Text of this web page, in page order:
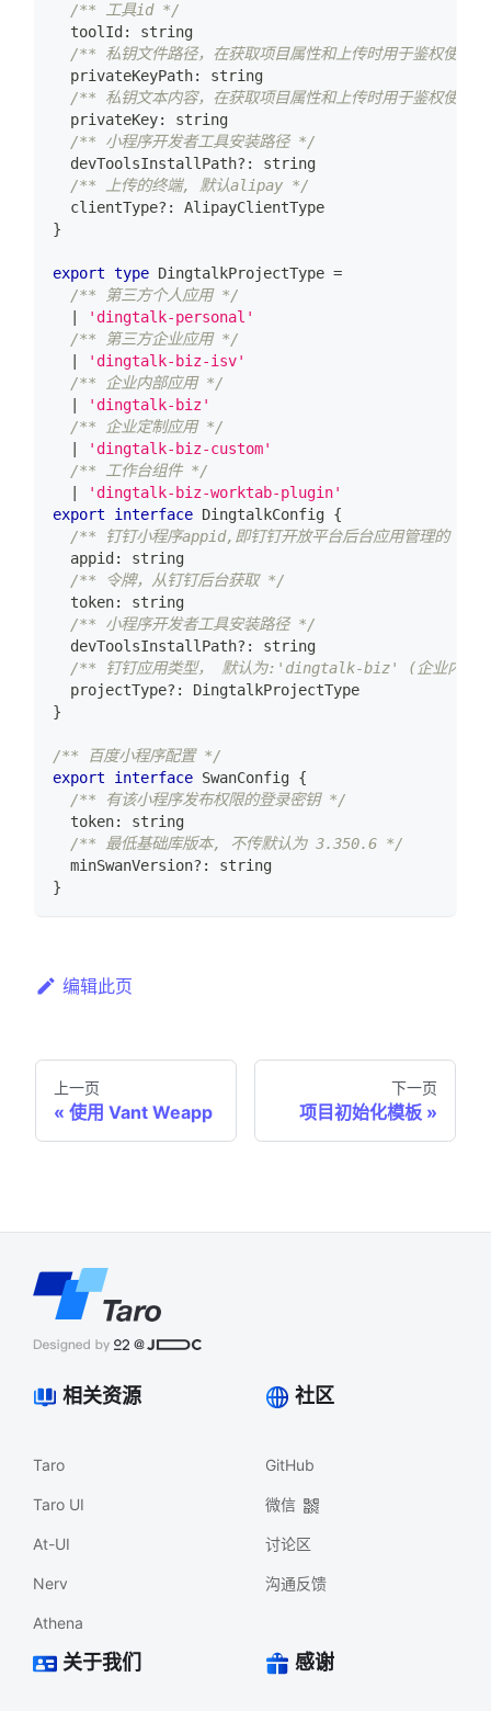
/** 工具id */
  toolId
:
string
/** 私钥文件路径，在获取项目属性和上传时用于鉴权使
  privateKeyPath
:
string
/** 私钥文本内容，在获取项目属性和上传时用于鉴权使
  privateKey
:
string
/** 小程序开发者工具安装路径 */
  devToolsInstallPath
? :
string
/** 上传的终端, 默认alipay */
  clientType
? :
AlipayClientType
}
export type DingtalkProjectType =
/** 第三方个人应用 */
'dingtalk-personal'
/** 第三方企业应用 */
'dingtalk-biz-isv'
/** 企业内部应用 */
'dingtalk-biz'
/** 企业定制应用 */
'dingtalk-biz-custom'
/** 工作台组件 */
'dingtalk-biz-worktab-plugin'
export
interface DingtalkConfig {
/** 钉钉小程序appid,即钉钉开放平台后台应用管理的
  appid
:
string
/** 令牌，从钉钉后台获取 */
  token
:
string
/** 小程序开发者工具安装路径 */
  devToolsInstallPath
? :
string
/** 钉钉应用类型， 默认为:'dingtalk-biz' (企业内部
  projectType
? :
DingtalkProjectType
}
/** 百度小程序配置 */
export
interface SwanConfig {
/** 有该小程序发布权限的登录密钥 */
  token
:
string
/** 最低基础库版本, 不传默认为 3.350.6 */
  minSwanVersion
? :
string
}
编辑此页
上一页
使用 Vant Weapp
下一页
项目初始化模板
相关资源
Taro
Taro UI
At-UI
Nerv
Athena
社区
GitHub
微信
讨论区
沟通反馈
关于我们 感谢